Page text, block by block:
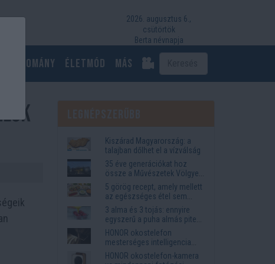
2026. augusztus 6.,
csütörtök
Berta névnapja
Tudomány Életmód más
Kiszárad Magyarország: a
talajban dőlhet el a vízválság
35 éve generációkat hoz
össze a Művészetek Völgye
– megvan a 2027-es időpont
és a bérletár
5 görög recept, amely mellett
az egészséges étel sem
tűnik lemondásnak
3 alma és 3 tojás: ennyire
egyszerű a puha almás pite
titka
HONOR okostelefon
mesterséges intelligencia
funkciók, amelyek
megkönnyítik az életet
HONOR okostelefon-kamera